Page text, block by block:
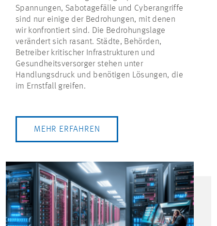
Spannungen, Sabotagefälle und Cyberangriffe
sind nur einige der Bedrohungen, mit denen
wir konfrontiert sind. Die Bedrohungslage
verändert sich rasant. Städte, Behörden,
Betreiber kritischer Infrastrukturen und
Gesundheitsversorger stehen unter
Handlungsdruck und benötigen Lösungen, die
im Ernstfall greifen.
MEHR ERFAHREN